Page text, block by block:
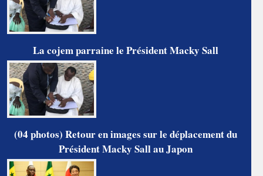
La cojem parraine le Président Macky Sall
(04 photos) Retour en images sur le déplacement du
Président Macky Sall au Japon